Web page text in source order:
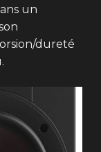
un
dureté